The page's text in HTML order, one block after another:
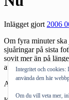
Inlägget gjort2006
Om fyra minuter
sjuåringar på sista
sovit mer än på
att sova två
Andra bloggar om:
Integritet och cookies:
använda den här
Om du vill veta mer,